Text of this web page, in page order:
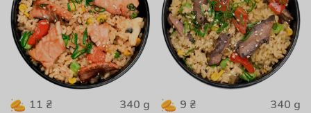
11 ₴ 340 g 9 ₴ 340 g